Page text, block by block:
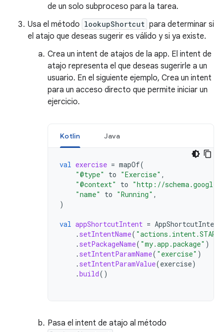
de un solo subproceso para la tarea.
Usa el método lookupShortcut para determinar si
el atajo que deseas sugerir es válido y si ya existe.
Crea un intent de atajos de la app. El intent de
atajo representa el que deseas sugerirle a un
usuario. En el siguiente ejemplo, Crea un intent
para un acceso directo que permite iniciar un
ejercicio.
Kotlin Java
val exercise = mapOf(
"@type"
to "Exercise" ,
"@context"
to "http://
"name"
to "Running" ,
)
val appShortcutIntent = AppShortcutIntent
. setIntentName(
. setPackageName( "my.app.package" )
. setIntentParamName( "exercise" )
. setIntentParamValue(exercise)
.build()
Pasa el intent de atajo al método